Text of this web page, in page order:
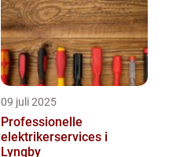
09 juli 2025
Professionelle
elektrikerservices i
Lyngby